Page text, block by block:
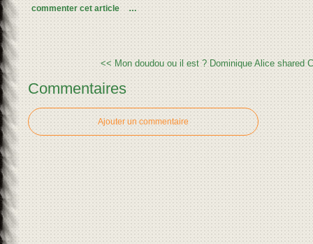
commenter cet article
…
<< Mon doudou ou il est ? Dominique Alice shared
Commentaires
Ajouter un commentaire